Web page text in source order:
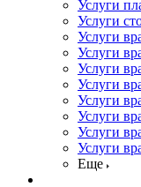
Услуги
Услуги
Услуги
Услуги
Услуги
Услуги
Услуги
Услуги
Услуги
Услуги
Еще